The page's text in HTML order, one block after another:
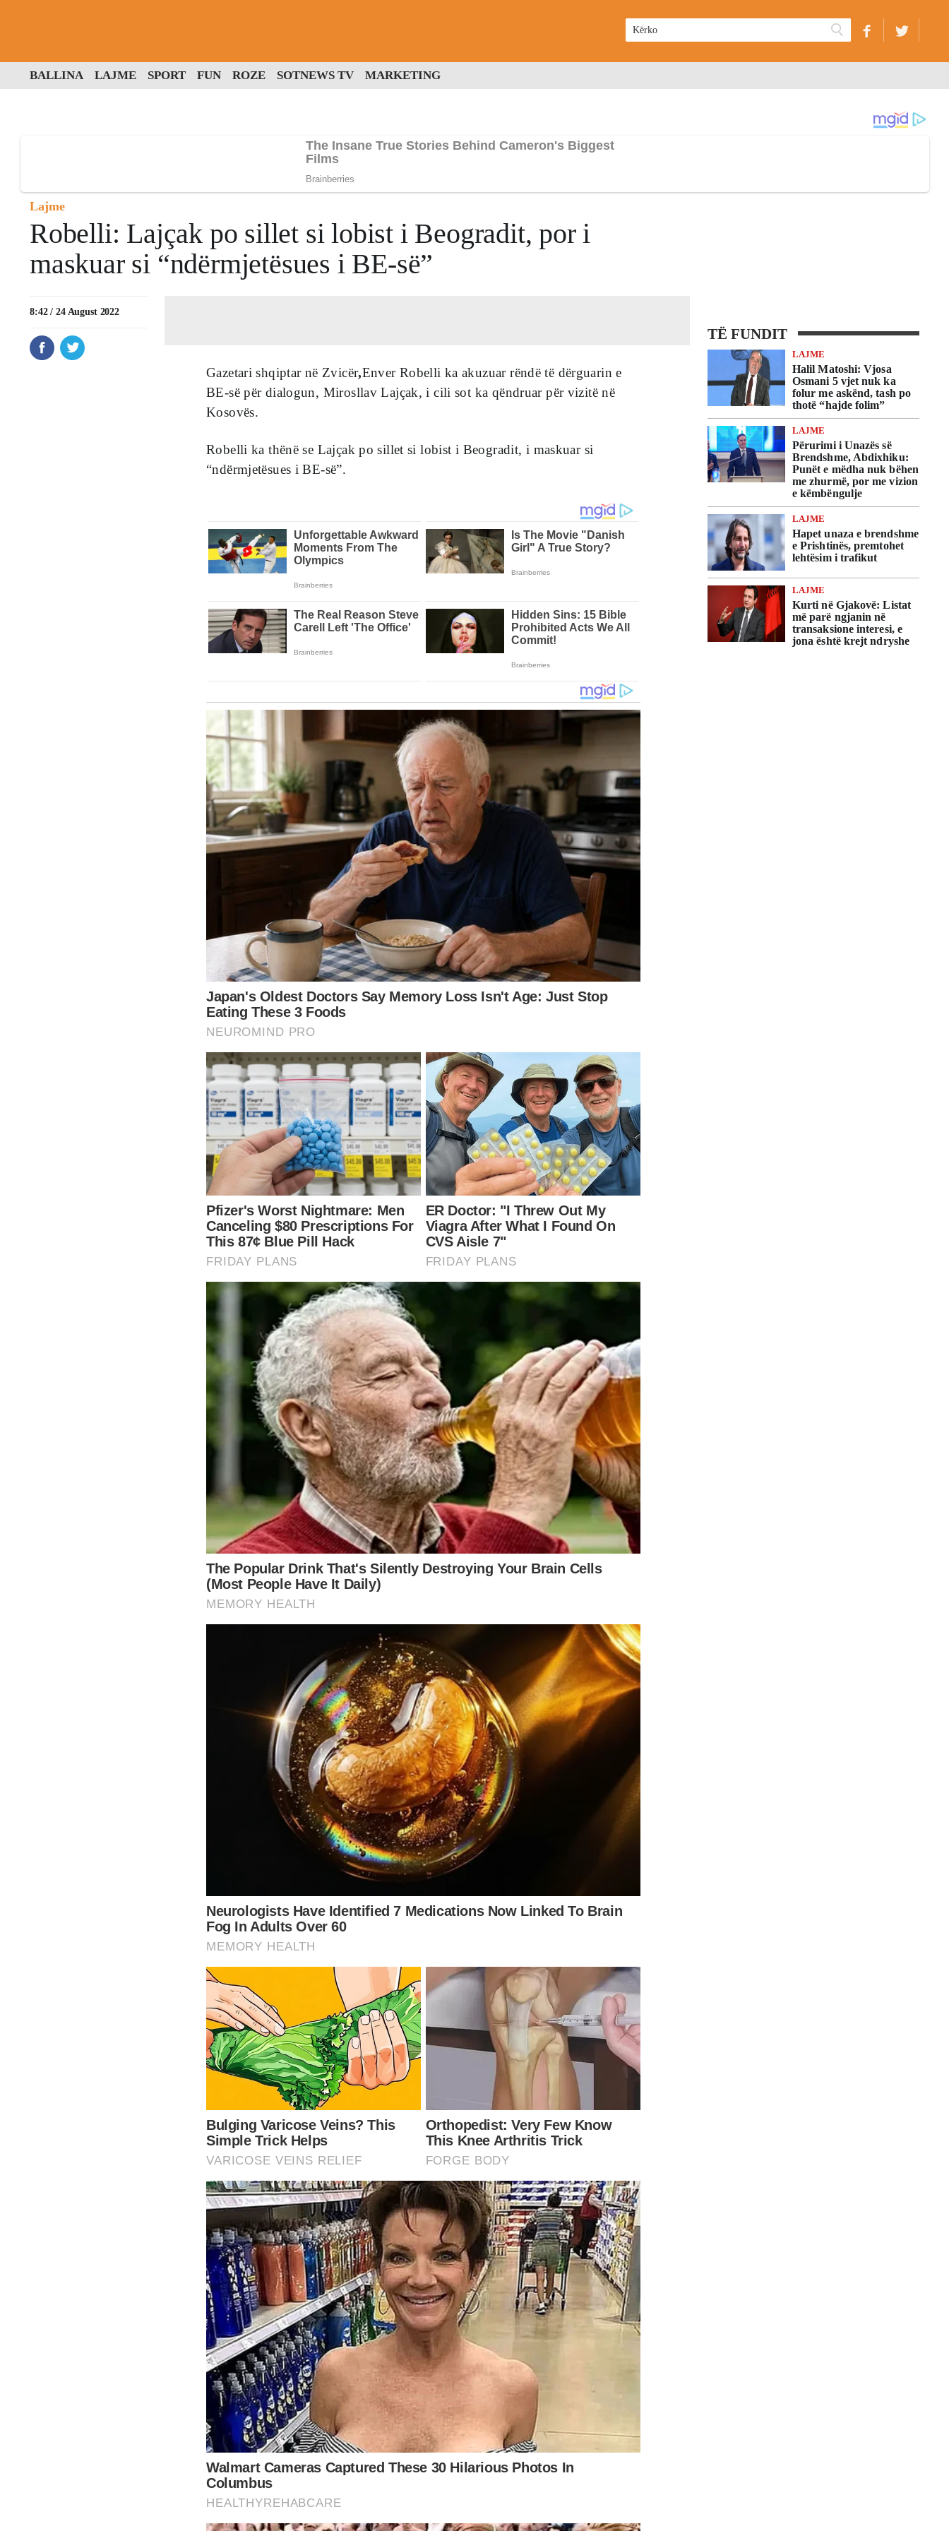
BALLINA LAJME SPORT FUN ROZE SOTNEWS TV MARKETING
Lajme
Robelli: Lajçak po sillet si lobist i Beogradit, por i
maskuar si “ndërmjetësues i BE-së”
8:42 / 24 August 2022
TË FUNDIT
LAJME
Halil Matoshi: Vjosa
Osmani 5 vjet nuk ka
folur me askënd, tash po
thotë “hajde folim”
LAJME
Përurimi i Unazës së
Brendshme, Abdixhiku:
Punët e mëdha nuk bëhen
me zhurmë, por me vizion
e këmbëngulje
LAJME
Hapet unaza e brendshme
e Prishtinës, premtohet
lehtësim i trafikut
LAJME
Kurti në Gjakovë: Listat
më parë ngjanin në
transaksione interesi, e
jona është krejt ndryshe
Gazetari shqiptar në Zvicër,Enver Robelli ka akuzuar rëndë të dërguarin e
BE-së për dialogun, Mirosllav Lajçak, i cili sot ka qëndruar për vizitë në
Kosovës.
Robelli ka thënë se Lajçak po sillet si lobist i Beogradit, i maskuar si
“ndërmjetësues i BE-së”.